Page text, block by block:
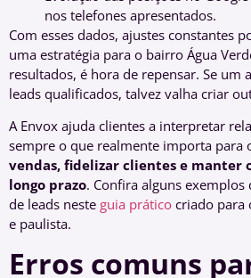
nos telefones apresentados.
Com esses dados, ajustes constantes
uma estratégia para o bairro Água
resultados, é hora de repensar. Se um
leads qualificados, talvez valha criar
A Envox ajuda clientes a interpretar
sempre o que realmente importa para
vendas, fidelizar clientes e manter
longo prazo. Confira alguns exemplos
de leads neste guia prático criado para
e paulista.
Erros comuns